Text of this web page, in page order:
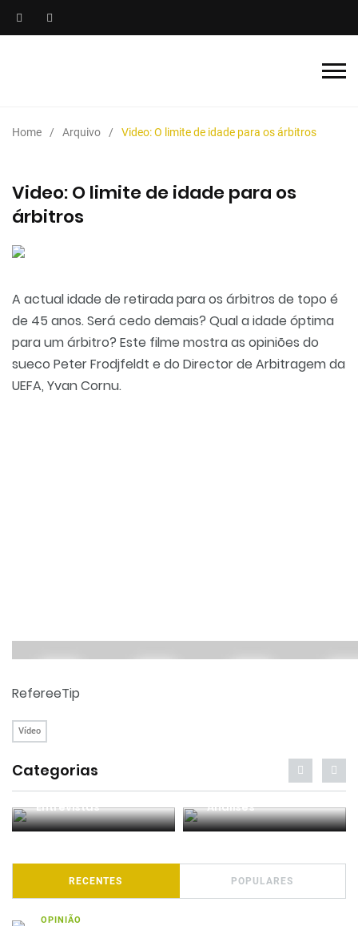
Home Arquivo Video: O limite de idade para os árbitros
Video: O limite de idade para os
árbitros
A actual idade de retirada para os árbitros de topo é
de 45 anos. Será cedo demais? Qual a idade óptima
para um árbitro? Este filme mostra as opiniões do
sueco Peter Frodjfeldt e do Director de Arbitragem da
UEFA, Yvan Cornu.
RefereeTip
Vídeo
Categorias
Entrevistas Análises
RECENTES POPULARES
OPINIÃO